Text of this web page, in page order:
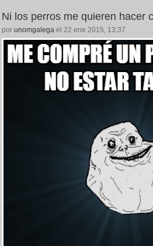
Ni los perros me quieren hacer
por unomgalega el 22 ene 2015, 13:37